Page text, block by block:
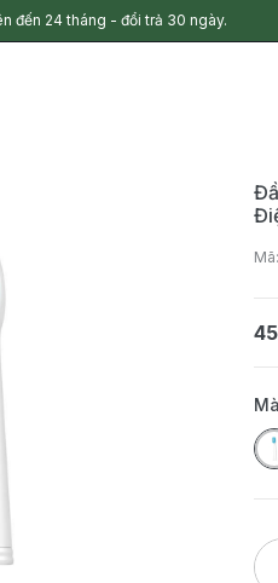
đến 24 tháng - đổi trả 30 ngày.